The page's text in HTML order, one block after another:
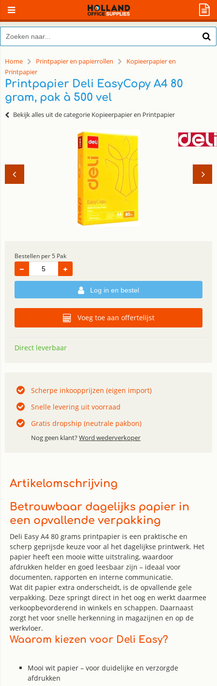
Home Printpapier en papierrollen
Kopieerpapier en
Printpapier
Printpapier Deli EasyCopy A4 80
gram, pak à 500 vel
Bekijk alles uit de categorie Kopieerpapier en Printpapier
Bestellen per 5 Pak
Log in en bestel
Voeg toe aan offertelijst
Direct leverbaar
Scherpe inkoopprijzen (eigen import)
Snelle levering uit voorraad
Gratis dropship (neutrale pakbon)
Nog geen klant?Word wederverkoper
Artikelomschrijving
Betrouwbaar dagelijks papier in
een opvallende verpakking
Deli Easy A4 80 grams printpapier is een praktische en
scherp geprijsde keuze voor al het dagelijkse printwerk. Het
papier heeft een mooie witte uitstraling, waardoor
afdrukken helder en goed leesbaar zijn – ideaal voor
documenten, rapporten en interne communicatie.
Wat dit papier extra onderscheidt, is de opvallende gele
verpakking. Deze springt direct in het oog en werkt daarmee
verkoopbevorderend in winkels en schappen. Daarnaast
zorgt het voor snelle herkenning in magazijnen en op de
werkvloer.
Waarom kiezen voor Deli Easy?
Mooi wit papier – voor duidelijke en verzorgde
afdrukken